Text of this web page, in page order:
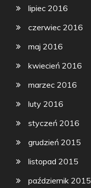
lipiec 2016
czerwiec 2016
maj 2016
kwiecień 2016
marzec 2016
luty 2016
styczeń 2016
grudzień 2015
listopad 2015
październik 2015